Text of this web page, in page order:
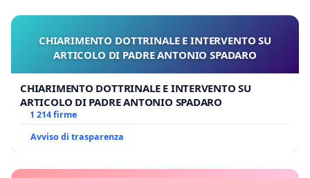
CHIARIMENTO DOTTRINALE E INTERVENTO SU
ARTICOLO DI PADRE ANTONIO SPADARO
CHIARIMENTO DOTTRINALE E INTERVENTO SU
ARTICOLO DI PADRE ANTONIO SPADARO
1 214 firme
Avviso di trasparenza